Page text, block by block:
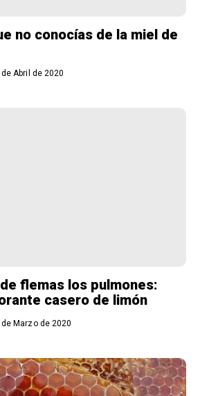
no conocías de la miel de
Abril de 2020
flemas los pulmones:
casero de limón
Marzo de 2020